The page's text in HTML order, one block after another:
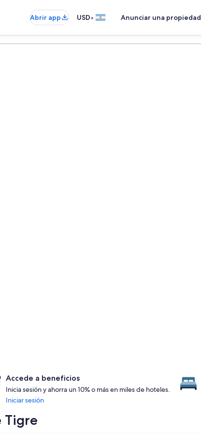
Abrir app USD• Anunciar una propiedad
Accede a beneficios
Inicia sesión y ahorra un 10% o más en miles de hoteles.
Iniciar sesión
Tigre